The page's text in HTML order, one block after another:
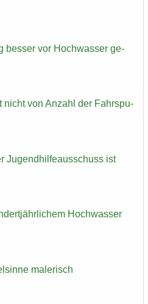
bes­ser vor Hoch­was­ser ge­
nicht von An­zahl der Fahr­spu­
Ju­gend­hil­fe­aus­schuss ist
Hoch­was­ser
ma­le­risch